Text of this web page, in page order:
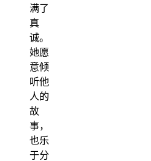
满了
真
诚。
她愿
意倾
听他
人的
故
事，
也乐
于分